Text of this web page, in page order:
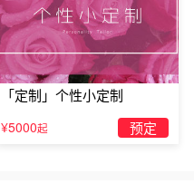
「定制」个性小定制
¥5000起 预定